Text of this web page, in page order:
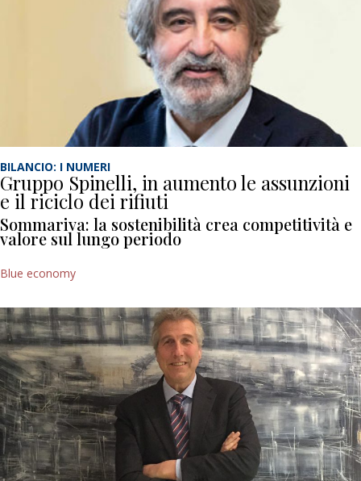
BILANCIO: I NUMERI
Gruppo Spinelli, in aumento le assunzioni
e il riciclo dei rifiuti
Sommariva: la sostenibilità crea competitività e
valore sul lungo periodo
Blue economy